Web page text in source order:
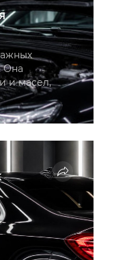
Она
и масел,